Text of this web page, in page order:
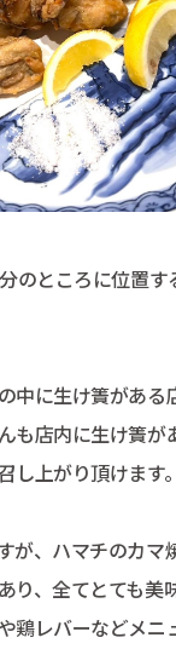
のところに位置す
中に生け簀がある
も店内に生け簀が
し上がり頂けます。
が、ハマチのカマ
り、全てとても美
鶏レバーなどメニ